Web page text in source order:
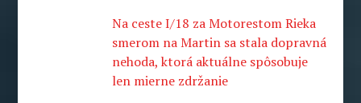
Na ceste I/18 za Motorestom Rieka
smerom na Martin sa stala dopravná
nehoda, ktorá aktuálne spôsobuje
len mierne zdržanie